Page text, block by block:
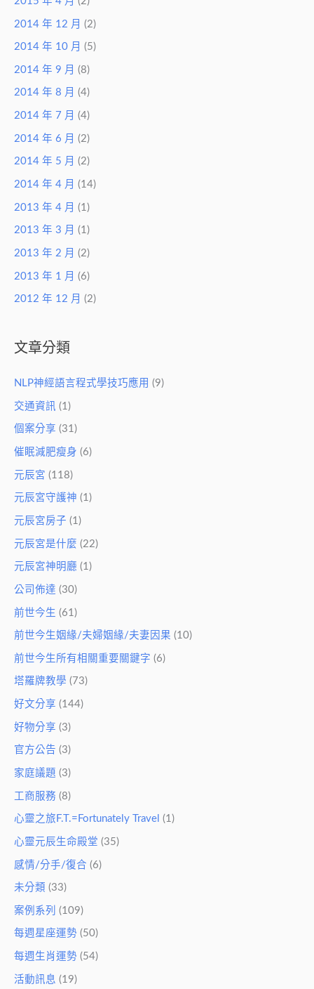
2014 年 12 月 (2)
2014 年 10 月 (5)
2014 年 9 月 (8)
2014 年 8 月 (4)
2014 年 7 月 (4)
2014 年 6 月 (2)
2014 年 5 月 (2)
2014 年 4 月 (14)
2013 年 4 月 (1)
2013 年 3 月 (1)
2013 年 2 月 (2)
2013 年 1 月 (6)
2012 年 12 月 (2)
文章分類
NLP神經語言程式學技巧應用 (9)
交通資訊 (1)
個案分享 (31)
催眠減肥瘦身 (6)
元辰宮 (118)
元辰宮守護神 (1)
元辰宮房子 (1)
元辰宮是什麼 (22)
元辰宮神明廳 (1)
公司佈達 (30)
前世今生 (61)
前世今生姻緣/夫婦姻緣/夫妻因果 (10)
前世今生所有相關重要關鍵字 (6)
塔羅牌教學 (73)
好文分享 (144)
好物分享 (3)
官方公告 (3)
家庭議題 (3)
工商服務 (8)
心靈之旅F.T.=Fortunately Travel (1)
心靈元辰生命殿堂 (35)
感情/分手/復合 (6)
未分類 (33)
案例系列 (109)
每週星座運勢 (50)
每週生肖運勢 (54)
活動訊息 (19)